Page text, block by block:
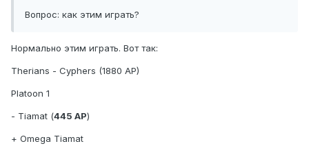
Вопрос: как этим играть?
Нормально этим играть. Вот так:
Therians - Cyphers (1880 AP)
Platoon 1
- Tiamat (445 AP)
+ Omega Tiamat